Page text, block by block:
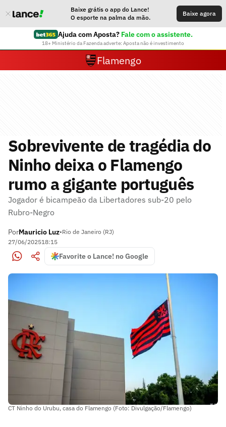
Baixe grátis o app do Lance!
O esporte na palma da mão.
Baixe agora
Ajuda com Aposta? Fale com o assistente.
18+ Ministério da Fazenda adverte: Aposta não é investimento
Flamengo
Sobrevivente de tragédia do
Ninho deixa o Flamengo
rumo a gigante português
Jogador é bicampeão da Libertadores sub-20 pelo
Rubro-Negro
PorMauricio Luz•Rio de Janeiro (RJ)
27/06/202518:15
Favorite o Lance! no Google
CT Ninho do Urubu, casa do Flamengo (Foto: Divulgação/Flamengo)